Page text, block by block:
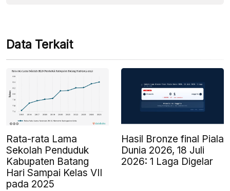
Data Terkait
Rata-rata Lama
Sekolah Penduduk
Kabupaten Batang
Hari Sampai Kelas VII
pada 2025
Hasil Bronze final Piala
Dunia 2026, 18 Juli
2026: 1 Laga Digelar